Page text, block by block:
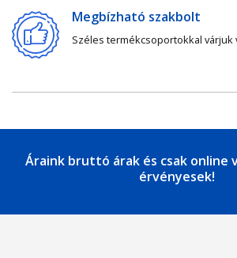
Megbízható szakbolt
Széles termékcsoportokkal várjuk
Áraink bruttó árak és csak online
érvényesek!